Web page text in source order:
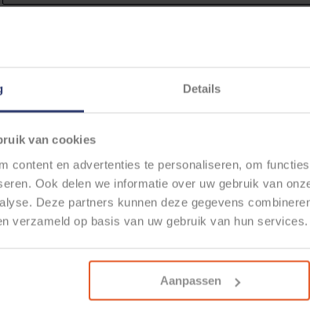
Details
van cookies
content en advertenties te personaliseren, om
Ook delen we informatie over uw gebruik van
Deze partners kunnen deze gegevens
verzameld op basis van uw gebruik van hun services.
Aanpassen
KNIPEX TWIN
2,5 MM2 - L =10MM -GRIJS -
250 STUKS